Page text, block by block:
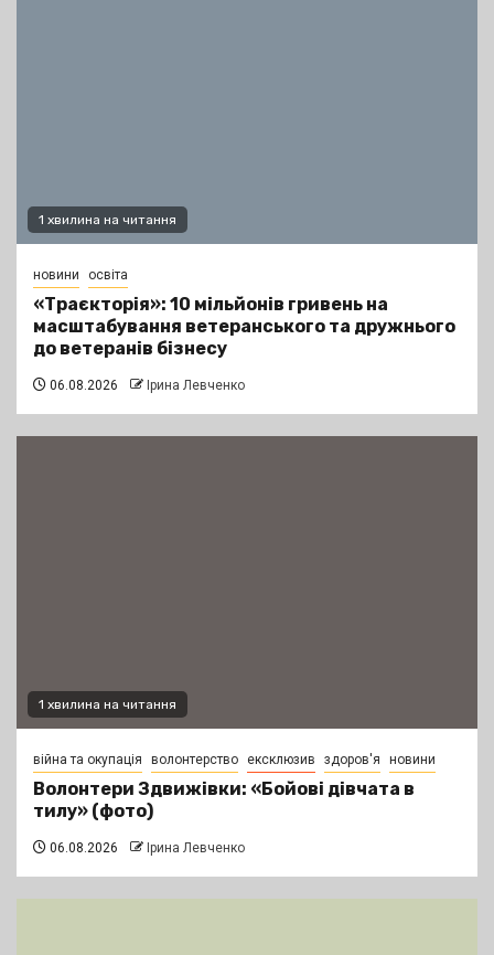
1 хвилина на читання
новини освіта
«Траєкторія»: 10 мільйонів гривень на
масштабування ветеранського та дружнього
до ветеранів бізнесу
06.08.2026 Ірина Левченко
1 хвилина на читання
війна та окупація волонтерство ексклюзив здоров'я новини
Волонтери Здвижівки: «Бойові дівчата в
тилу» (фото)
06.08.2026 Ірина Левченко